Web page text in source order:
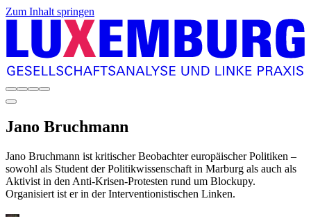
Zum Inhalt springen
Jano Bruchmann
Jano Bruchmann ist kritischer Beobachter europäischer Politiken –
sowohl als Student der Politikwissenschaft in Marburg als auch als
Aktivist in den Anti-Krisen-Protesten rund um Blockupy.
Organisiert ist er in der Interventionistischen Linken.